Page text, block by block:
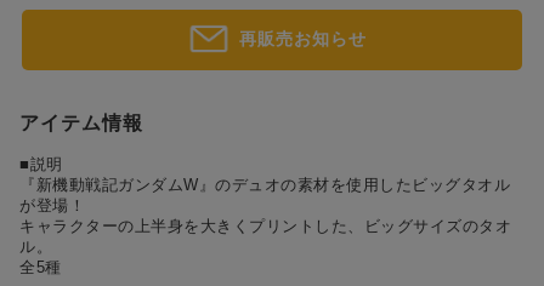
ド
1位 #ポケットモンスター（ポケモン）
#ハイキュー!!
3位
4位 #名探偵コナン #Dr.STONE（ドクターストーン）
再販売お知らせ
アイテム情報
■説明
『新機動戦記ガンダムW』のデュオの素材を使用したビッグタオル
が登場！
キャラクターの上半身を大きくプリントした、ビッグサイズのタオ
ル。
全5種